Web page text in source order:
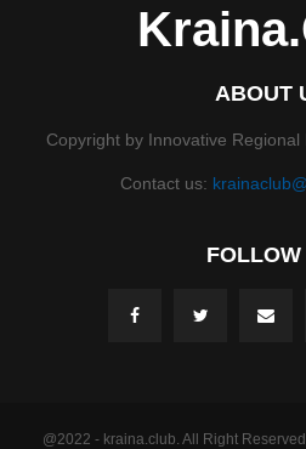
ABOUT
Copyright by Innovative
Contact us:
FOLLOW
@2022 - kraina.club. All Right